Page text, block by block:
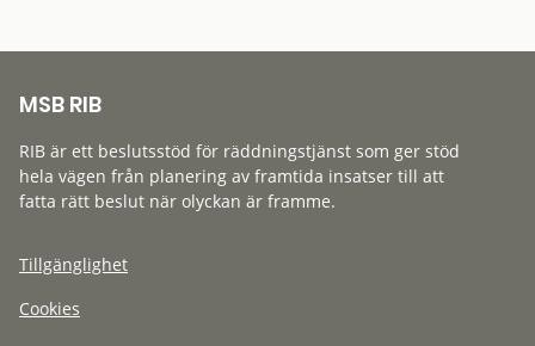
MSB RIB
RIB är ett beslutsstöd för räddningstjänst som ger stöd
hela vägen från planering av framtida insatser till att
fatta rätt beslut när olyckan är framme.
Tillgänglighet
Cookies